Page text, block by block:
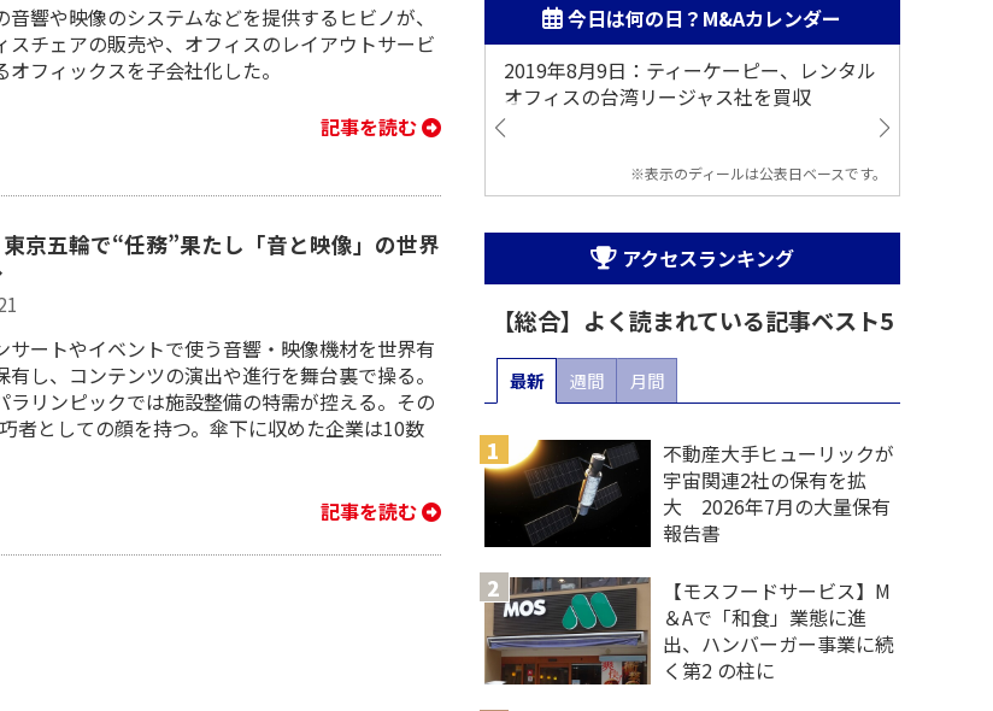
音響や映像のシステムなどを提供するヒビノが、
スチェアの販売や、オフィスのレイアウトサービ
オフィックスを子会社化した。
記事を読む
東京五輪で“任務”果たし「音と映像」の世界
サートやイベントで使う音響・映像機材を世界有
有し、コンテンツの演出や進行を舞台裏で操る。
ラリンピックでは施設整備の特需が控える。その
者としての顔を持つ。傘下に収めた企業は10数
記事を読む
今日は何の日？M&Aカレンダー
2019年8月9日：ティーケーピー、レンタル
オフィスの台湾リージャス社を買収
※表示のディールは公表日ベースです。
アクセスランキング
【総合】よく読まれている記事ベスト5
最新 週間 月間
不動産大手ヒューリックが
宇宙関連2社の保有を拡
大 2026年7月の大量保有
報告書
【モスフードサービス】M
＆Aで「和食」業態に進
出、ハンバーガー事業に続
く第2 の柱に